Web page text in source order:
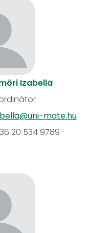
Izabella
mate.hu
20 534 9789